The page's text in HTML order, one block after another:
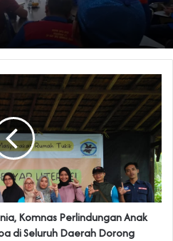
Komnas Perlindungan Anak
di Seluruh Daerah Dorong